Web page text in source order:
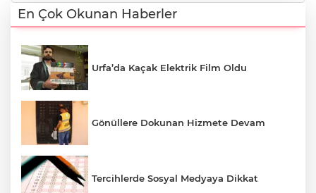
En Çok Okunan Haberler
Urfa’da Kaçak Elektrik Film Oldu
Gönüllere Dokunan Hizmete Devam
Tercihlerde Sosyal Medyaya Dikkat